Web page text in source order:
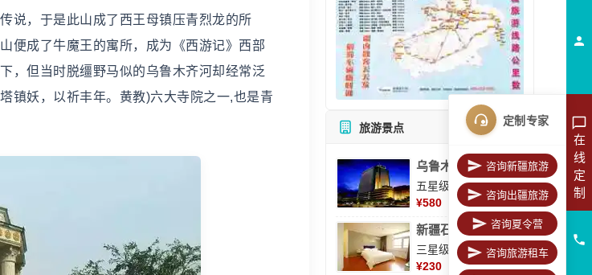
说，于是此山成了西王母镇压青烈龙的所
便成了牛魔王的寓所，成为《西游记》西部
，但当时脱缰野马似的乌鲁木齐河却经常泛
镇妖，以祈丰年。黄教)六大寺院之一,也是青
旅游景点 所有景点
乌鲁木齐美丽华大酒
五星级酒店
¥580
新疆石河子凯瑞酒店
三星级酒店
¥230
在
线
定
制
定制专家
咨询新疆旅游
咨询出疆旅游
咨询夏令营
咨询旅游租车